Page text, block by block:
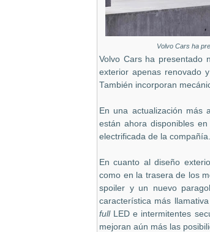
Volvo Cars ha
Volvo Cars ha presentado
exterior apenas renovado
También incorporan
En una actualización más
están ahora disponibles
electrificada de la compañía.
En cuanto al diseño
como en la trasera de los
spoiler y un nuevo
característica más
fullLED e intermitentes
mejoran aún más las